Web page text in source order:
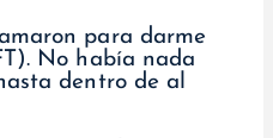
para darme
No había nada
dentro de al